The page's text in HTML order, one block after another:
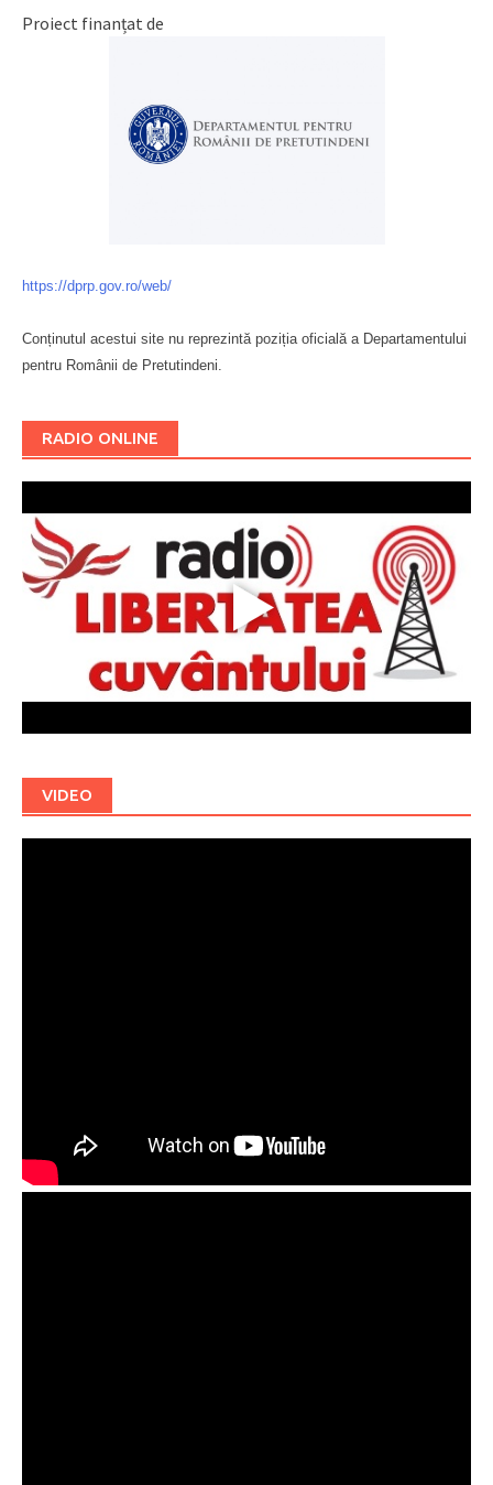
Proiect finanțat de
https://dprp.gov.ro/web/
Conținutul acestui site nu reprezintă poziția oficială a Departamentului
pentru Românii de Pretutindeni.
RADIO ONLINE
VIDEO